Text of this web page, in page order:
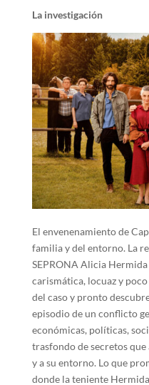
La investigación
El envenenamiento de
familia y del entorno. La
SEPRONA Alicia
carismática, locuaz y
del caso y pronto
episodio de un conflicto
económicas, políticas,
trasfondo de secretos
y a su entorno. Lo que
donde la teniente